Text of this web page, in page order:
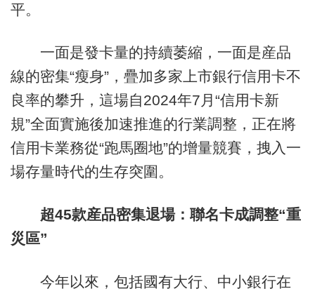
平。
一面是發卡量的持續萎縮，一面是産品
線的密集“瘦身”，疊加多家上市銀行信用卡不
良率的攀升，這場自2024年7月“信用卡新
規”全面實施後加速推進的行業調整，正在將
信用卡業務從“跑馬圈地”的增量競賽，拽入一
場存量時代的生存突圍。
超45款産品密集退場：聯名卡成調整“重
災區”
今年以來，包括國有大行、中小銀行在